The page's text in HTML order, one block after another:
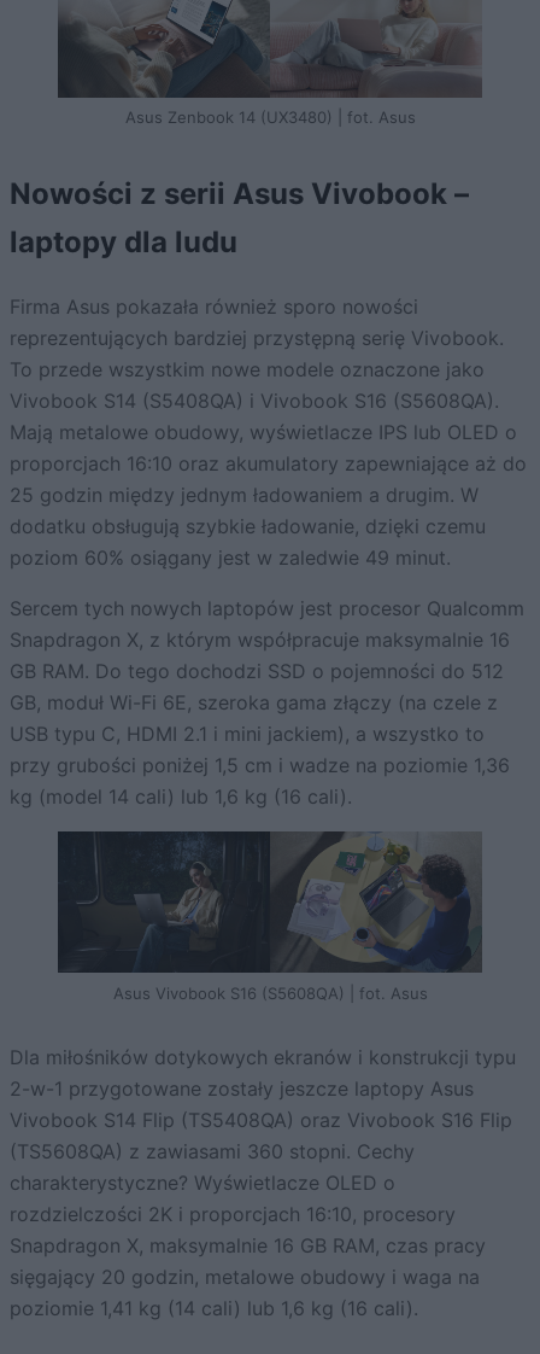
Asus Zenbook 14 (UX3480) | fot. Asus
Nowości z serii Asus Vivobook –
laptopy dla ludu
Firma Asus pokazała również sporo nowości
reprezentujących bardziej przystępną serię Vivobook.
To przede wszystkim nowe modele oznaczone jako
Vivobook S14 (S5408QA) i Vivobook S16 (S5608QA).
Mają metalowe obudowy, wyświetlacze IPS lub OLED o
proporcjach 16:10 oraz akumulatory zapewniające aż do
25 godzin między jednym ładowaniem a drugim. W
dodatku obsługują szybkie ładowanie, dzięki czemu
poziom 60% osiągany jest w zaledwie 49 minut.
Sercem tych nowych laptopów jest procesor Qualcomm
Snapdragon X, z którym współpracuje maksymalnie 16
GB RAM. Do tego dochodzi SSD o pojemności do 512
GB, moduł Wi-Fi 6E, szeroka gama złączy (na czele z
USB typu C, HDMI 2.1 i mini jackiem), a wszystko to
przy grubości poniżej 1,5 cm i wadze na poziomie 1,36
kg (model 14 cali) lub 1,6 kg (16 cali).
Asus Vivobook S16 (S5608QA) | fot. Asus
Dla miłośników dotykowych ekranów i konstrukcji typu
2-w-1 przygotowane zostały jeszcze laptopy Asus
Vivobook S14 Flip (TS5408QA) oraz Vivobook S16 Flip
(TS5608QA) z zawiasami 360 stopni. Cechy
charakterystyczne? Wyświetlacze OLED o
rozdzielczości 2K i proporcjach 16:10, procesory
Snapdragon X, maksymalnie 16 GB RAM, czas pracy
sięgający 20 godzin, metalowe obudowy i waga na
poziomie 1,41 kg (14 cali) lub 1,6 kg (16 cali).